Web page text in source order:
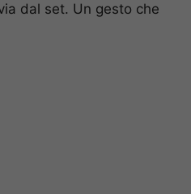
dal set. Un gesto che